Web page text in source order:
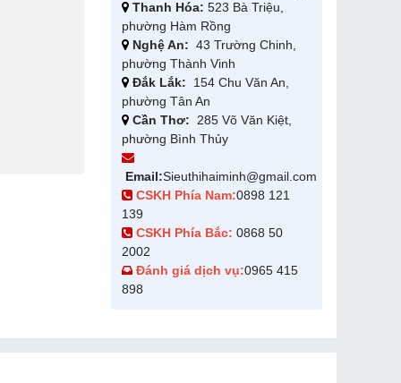
Thanh Hóa: 523 Bà Triệu,
phường Hàm Rồng
Nghệ An: 43 Trường Chinh,
phường Thành Vinh
Đắk Lắk: 154 Chu Văn An,
phường Tân An
Cần Thơ: 285 Võ Văn Kiệt,
phường Bình Thủy
Email:Sieuthihaiminh@gmail.com
CSKH Phía Nam:0898 121
139
CSKH Phía Bắc: 0868 50
2002
Đánh giá dịch vụ:0965 415
898